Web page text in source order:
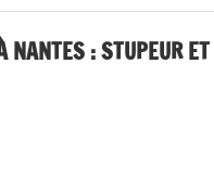
NANTES : STUPEUR